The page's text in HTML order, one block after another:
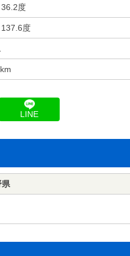
度
度
LINE
県